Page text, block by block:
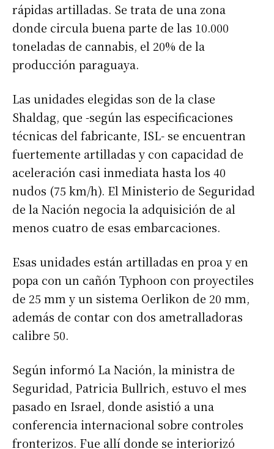
rápidas artilladas. Se trata de una zona
donde circula buena parte de las 10.000
toneladas de cannabis, el 20% de la
producción paraguaya.
Las unidades elegidas son de la clase
Shaldag, que -según las especificaciones
técnicas del fabricante, ISL- se encuentran
fuertemente artilladas y con capacidad de
aceleración casi inmediata hasta los 40
nudos (75 km/h). El Ministerio de Seguridad
de la Nación negocia la adquisición de al
menos cuatro de esas embarcaciones.
Esas unidades están artilladas en proa y en
popa con un cañón Typhoon con proyectiles
de 25 mm y un sistema Oerlikon de 20 mm,
además de contar con dos ametralladoras
calibre 50.
Según informó La Nación, la ministra de
Seguridad, Patricia Bullrich, estuvo el mes
pasado en Israel, donde asistió a una
conferencia internacional sobre controles
fronterizos. Fue allí donde se interiorizó